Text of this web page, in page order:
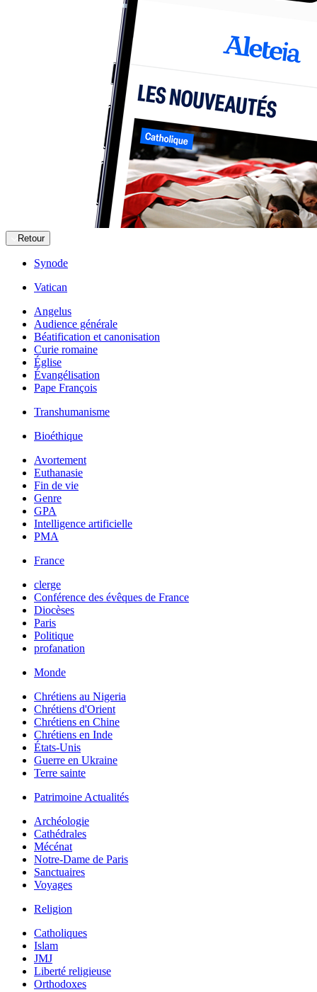
Retour
Synode
Vatican
Angelus
Audience générale
Béatification et canonisation
Curie romaine
Église
Évangélisation
Pape François
Transhumanisme
Bioéthique
Avortement
Euthanasie
Fin de vie
Genre
GPA
Intelligence artificielle
PMA
France
clerge
Conférence des évêques de France
Diocèses
Paris
Politique
profanation
Monde
Chrétiens au Nigeria
Chrétiens d'Orient
Chrétiens en Chine
Chrétiens en Inde
États-Unis
Guerre en Ukraine
Terre sainte
Patrimoine Actualités
Archéologie
Cathédrales
Mécénat
Notre-Dame de Paris
Sanctuaires
Voyages
Religion
Catholiques
Islam
JMJ
Liberté religieuse
Orthodoxes